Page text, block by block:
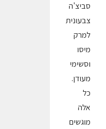
סביצ'ה
צבעונית
למרק
מיסו
וסשימי
מעודן.
כל
אלה
מוגשים